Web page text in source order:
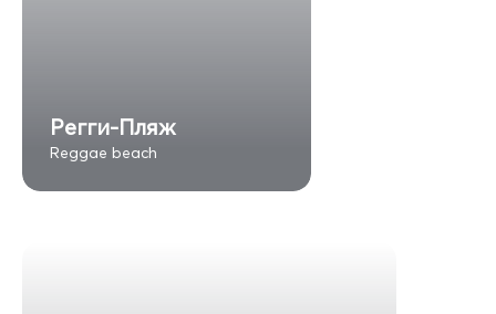
Регги-Пляж
Reggae beach